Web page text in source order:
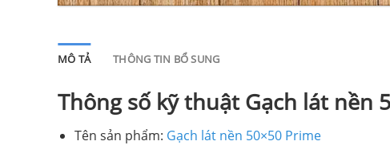
MÔ TẢ THÔNG TIN BỔ SUNG
Thông số kỹ thuật Gạch lát nền
Tên sản phẩm: Gạch lát nền 50×50 Prime